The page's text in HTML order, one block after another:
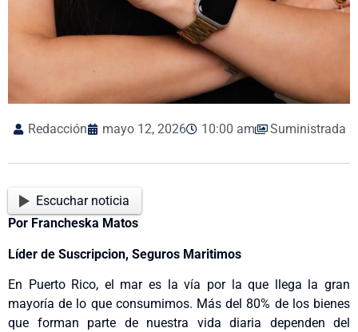
Redacción mayo 12, 2026 10:00 am Suministrada
Escuchar noticia
Por Francheska Matos
Líder de Suscripcion, Seguros Maritimos
En Puerto Rico, el mar es la vía por la que llega la gran
mayoría de lo que consumimos. Más del 80% de los bienes
que forman parte de nuestra vida diaria dependen del